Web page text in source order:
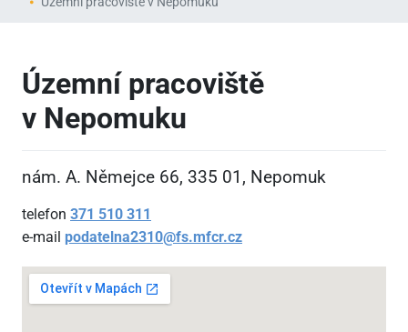
Územní pracoviště
v Nepomuku
nám. A. Němejce 66, 335 01, Nepomuk
telefon 371 510 311
e-mail podatelna2310@fs.mfcr.cz